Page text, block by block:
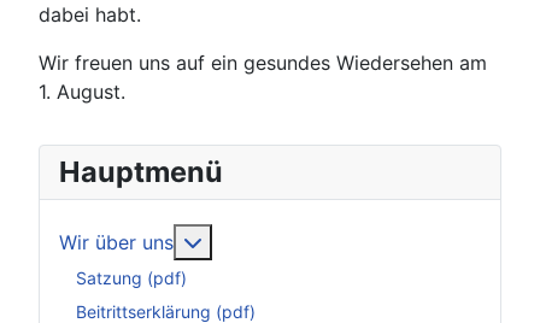
dabei habt.
Wir freuen uns auf ein gesundes Wiedersehen am
1. August.
Hauptmenü
Wir über uns
Satzung (pdf)
Beitrittserklärung (pdf)